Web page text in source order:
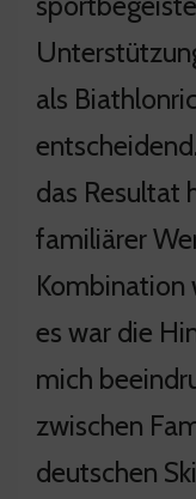
als
das Resultat
familiärer
Kombination
es war die
mich
zwischen
deutschen